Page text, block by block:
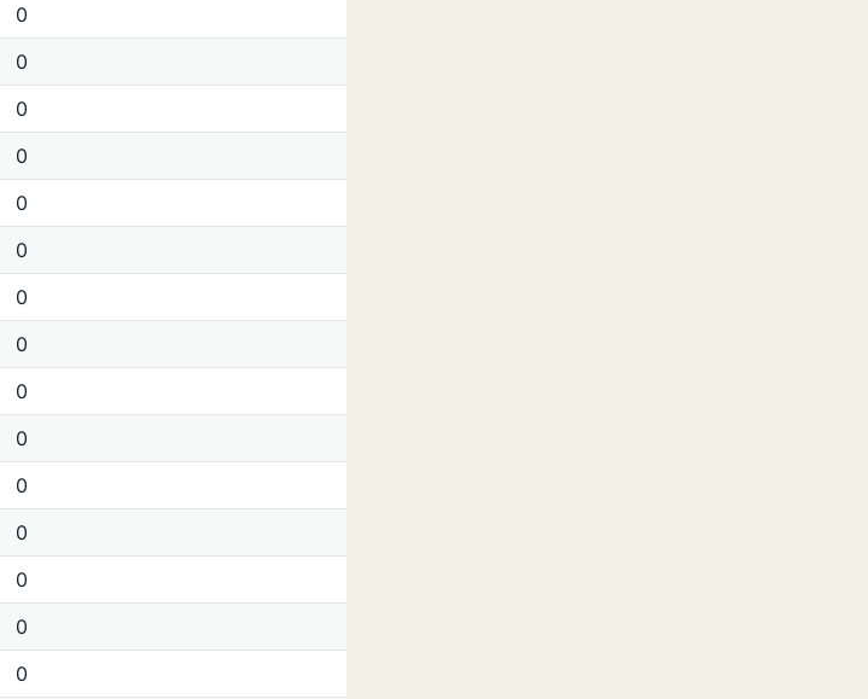
0
0
0
0
0
0
0
0
0
0
0
0
0
0
0